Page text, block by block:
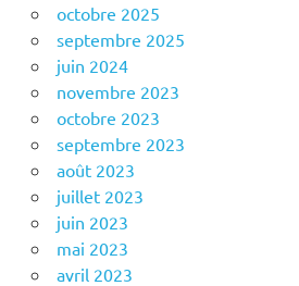
octobre 2025
septembre 2025
juin 2024
novembre 2023
octobre 2023
septembre 2023
août 2023
juillet 2023
juin 2023
mai 2023
avril 2023